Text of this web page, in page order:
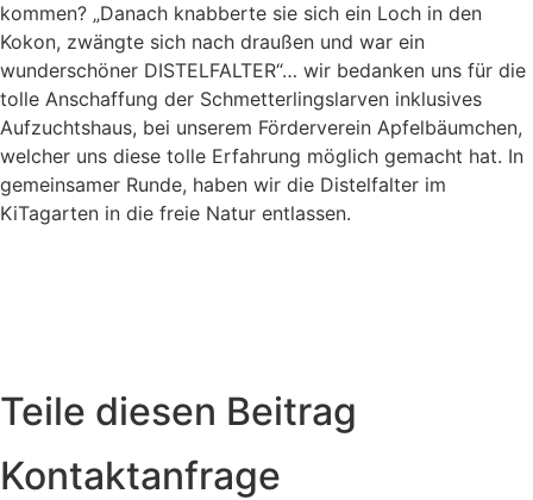
kommen? „Danach knabberte sie sich ein Loch in den
Kokon, zwängte sich nach draußen und war ein
wunderschöner DISTELFALTER“… wir bedanken uns für die
tolle Anschaffung der Schmetterlingslarven inklusives
Aufzuchtshaus, bei unserem Förderverein Apfelbäumchen,
welcher uns diese tolle Erfahrung möglich gemacht hat. In
gemeinsamer Runde, haben wir die Distelfalter im
KiTagarten in die freie Natur entlassen.
Teile diesen Beitrag
Kontaktanfrage